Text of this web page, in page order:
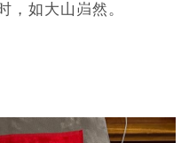
，如大山岿然。